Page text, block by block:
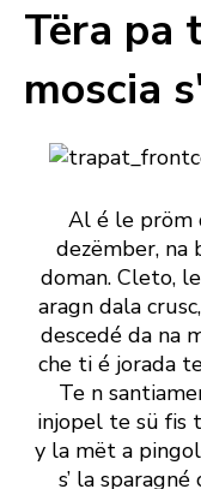
Tëra pa
moscia
Al é le pröm
dezëmber, na
doman. Cleto,
aragn dala
descedé da na
che ti é jorada
Te n
injopel te sü fis
y la mët a
s’ la sparagné